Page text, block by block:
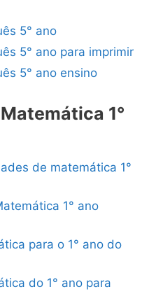
5° ano
5° ano para imprimir
5° ano ensino
1°
de matemática 1°
1° ano
para o 1° ano do
do 1° ano para